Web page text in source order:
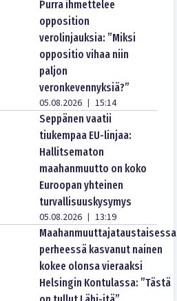
Purra ihmettelee
opposition
verolinjauksia: ”Miksi
oppositio vihaa niin
paljon
veronkevennyksiä?”
05.08.2026 | 15:14
Seppänen vaatii
tiukempaa EU-linjaa:
Hallitsematon
maahanmuutto on koko
Euroopan yhteinen
turvallisuuskysymys
05.08.2026 | 13:19
Maahanmuuttajataustaisessa
perheessä kasvanut nainen
kokee olonsa vieraaksi
Helsingin Kontulassa: ”Tästä